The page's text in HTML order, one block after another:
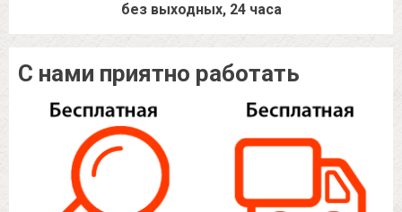
без выходных, 24 часа
С нами приятно работать